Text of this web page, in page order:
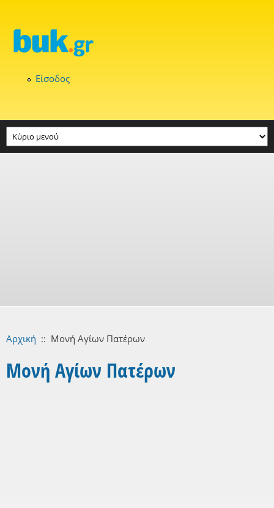
Είσοδος
Αρχική :: Μονή Αγίων Πατέρων
Μονή Αγίων Πατέρων